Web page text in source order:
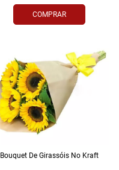
COMPRAR
Bouquet De Girassóis No Kraft